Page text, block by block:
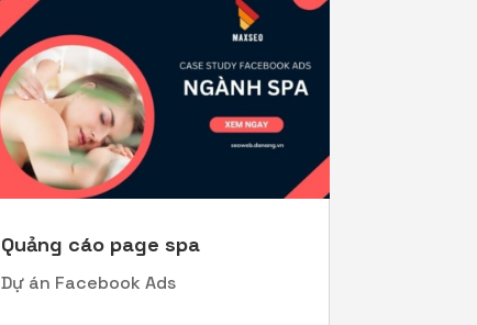
Quảng cáo page spa
Dự án Facebook Ads